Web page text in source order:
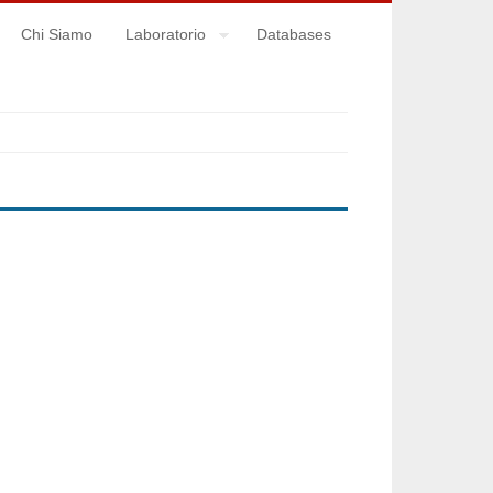
Chi Siamo Laboratorio Databases